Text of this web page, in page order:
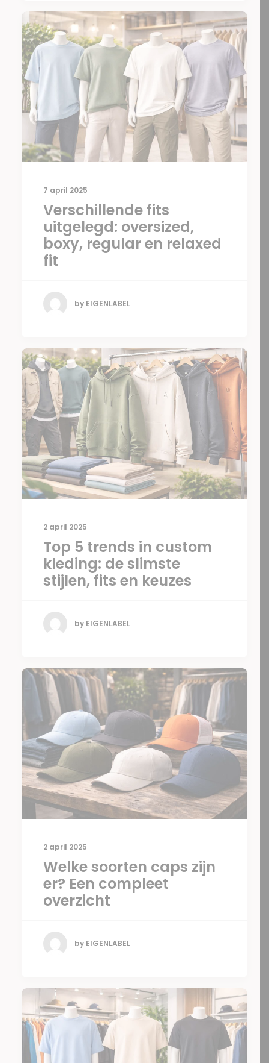
7 april 2025
Verschillende fits
uitgelegd: oversized,
boxy, regular en relaxed
fit
by EIGENLABEL
2 april 2025
Top 5 trends in custom
kleding: de slimste
stijlen, fits en keuzes
by EIGENLABEL
2 april 2025
Welke soorten caps zijn
er? Een compleet
overzicht
by EIGENLABEL